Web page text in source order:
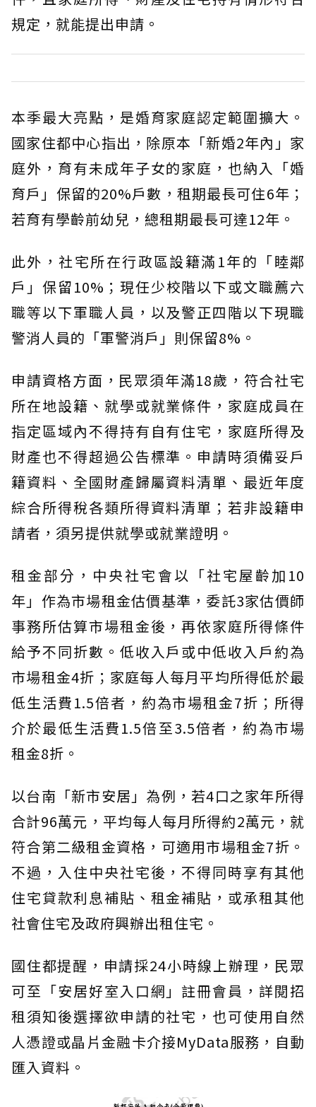
規定，就能提出申請。
本季最大亮點，是婚育家庭認定範圍擴大。
國家住都中心指出，除原本「新婚2年內」家
庭外，育有未成年子女的家庭，也納入「婚
育戶」保留的20%戶數，租期最長可住6年；
若育有學齡前幼兒，總租期最長可達12年。
此外，社宅所在行政區設籍滿1年的「睦鄰
戶」保留10%；現任少校階以下或文職薦六
職等以下軍職人員，以及警正四階以下現職
警消人員的「軍警消戶」則保留8%。
申請資格方面，民眾須年滿18歲，符合社宅
所在地設籍、就學或就業條件，家庭成員在
指定區域內不得持有自有住宅，家庭所得及
財產也不得超過公告標準。申請時須備妥戶
籍資料、全國財產歸屬資料清單、最近年度
綜合所得稅各類所得資料清單；若非設籍申
請者，須另提供就學或就業證明。
租金部分，中央社宅會以「社宅屋齡加10
年」作為市場租金估價基準，委託3家估價師
事務所估算市場租金後，再依家庭所得條件
給予不同折數。低收入戶或中低收入戶約為
市場租金4折；家庭每人每月平均所得低於最
低生活費1.5倍者，約為市場租金7折；所得
介於最低生活費1.5倍至3.5倍者，約為市場
租金8折。
以台南「新市安居」為例，若4口之家年所得
合計96萬元，平均每人每月所得約2萬元，就
符合第二級租金資格，可適用市場租金7折。
不過，入住中央社宅後，不得同時享有其他
住宅貸款利息補貼、租金補貼，或承租其他
社會住宅及政府興辦出租住宅。
國住都提醒，申請採24小時線上辦理，民眾
可至「安居好室入口網」註冊會員，詳閱招
租須知後選擇欲申請的社宅，也可使用自然
人憑證或晶片金融卡介接MyData服務，自動
匯入資料。